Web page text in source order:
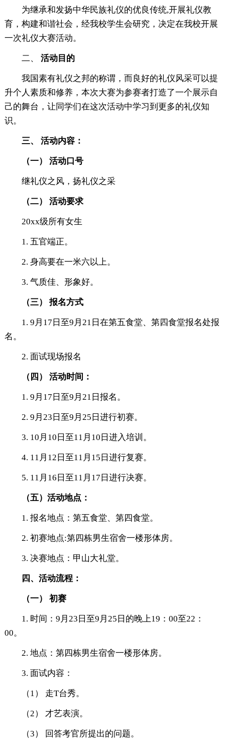
为继承和发扬中华民族礼仪的优良传统,开展礼仪教
育，构建和谐社会，经我校学生会研究，决定在我校开展
一次礼仪大赛活动。
二、 活动目的
我国素有礼仪之邦的称谓，而良好的礼仪风采可以提
升个人素质和修养，本次大赛为参赛者打造了一个展示自
己的舞台，让同学们在这次活动中学习到更多的礼仪知
识。
三、 活动内容：
（一） 活动口号
继礼仪之风，扬礼仪之采
（二） 活动要求
20xx级所有女生
1. 五官端正。
2. 身高要在一米六以上。
3. 气质佳、形象好。
（三） 报名方式
1. 9月17日至9月21日在第五食堂、第四食堂报名处报
名。
2. 面试现场报名
（四） 活动时间：
1. 9月17日至9月21日报名。
2. 9月23日至9月25日进行初赛。
3. 10月10日至11月10日进入培训。
4. 11月12日至11月15日进行复赛。
5. 11月16日至11月17日进行决赛。
（五）活动地点：
1. 报名地点：第五食堂、第四食堂。
2. 初赛地点:第四栋男生宿舍一楼形体房。
3. 决赛地点：甲山大礼堂。
四、活动流程：
（一） 初赛
1. 时间：9月23日至9月25日的晚上19：00至22：
00。
2. 地点：第四栋男生宿舍一楼形体房。
3. 面试内容：
（1） 走T台秀。
（2） 才艺表演。
（3） 回答考官所提出的问题。